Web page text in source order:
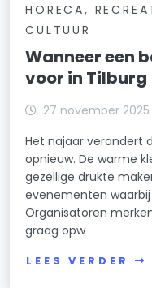
HORECA,
CULTUUR
Wanneer een
voor in Tilburg
27 november 2025
Het najaar verandert
opnieuw. De warme
gezellige drukte
evenementen
Organisatoren
graag opw
LEES VERDER